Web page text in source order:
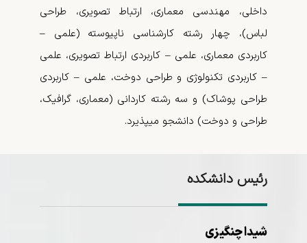
داخلی، مهندسی معماری، ارتباط تصویری، طراحی
لباس)، چهار رشته کارشناسی ناپیوسته (علمی –
کاربردی معماری، علمی – کاربردی ارتباط تصویری، علمی
– کاربردی تکنولوژی و طراحی دوخت، علمی – کاربردی
طراحی پوشاک) و سه رشته کاردانی (معماری، گرافیک،
طراحی و دوخت) دانشجو می­پذیرد.
رئیس دانشکده
شیدا چنگیزی